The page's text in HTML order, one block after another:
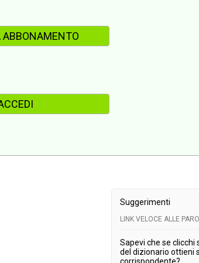
ABBONAMENTO
Suggerimenti
LINK VELOCE ALLE
Sapevi che se clicchi
del dizionario ottieni